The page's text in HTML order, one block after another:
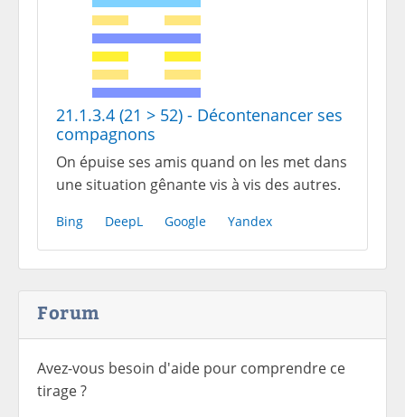
21.1.3.4 (21 > 52) - Décontenancer ses
compagnons
On épuise ses amis quand on les met dans
une situation gênante vis à vis des autres.
Bing DeepL Google Yandex
Forum
Avez-vous besoin d'aide pour comprendre ce
tirage ?